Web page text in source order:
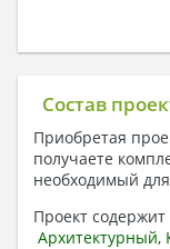
Состав
Приобретая
получаете
необходимый
Проект
Архитектурный,